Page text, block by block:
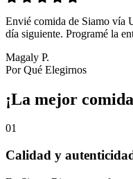
Envié comida de Siamo vía
día siguiente. Programé la
Magaly P.
Por Qué Elegirnos
¡La mejor
01
Calidad y